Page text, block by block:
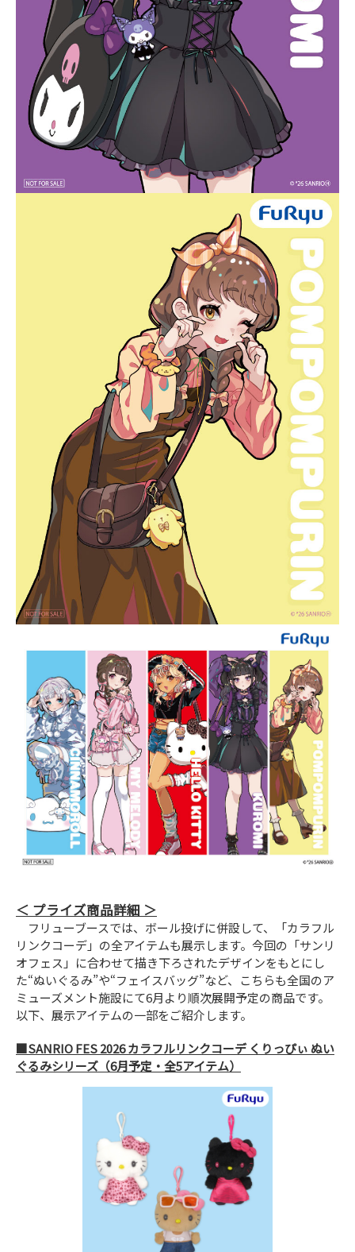
プライズ商品詳細
フリューブースでは、ボール投げに併設して、「カラフル
リンクコーデ」の全アイテムも展示します。今回の「サンリ
オフェス」に合わせて描き下ろされたデザインをもとにし
た“ぬいぐるみ”や“フェイスバッグ”など、こちらも全国のア
ミューズメント施設にて6月より順次展開予定の商品です。
以下、展示アイテムの一部をご紹介します。
■SANRIO FES 2026 カラフルリンクコーデ くりっぴぃ ぬい
ぐるみシリーズ（6月予定・全5アイテム）